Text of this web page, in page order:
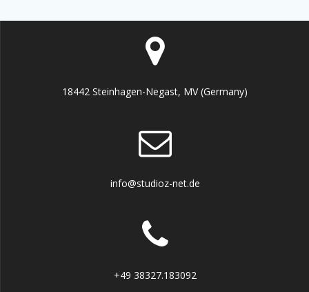
18442 Steinhagen-Negast, MV (Germany)
info@studioz-net.de
+49 38327.183092